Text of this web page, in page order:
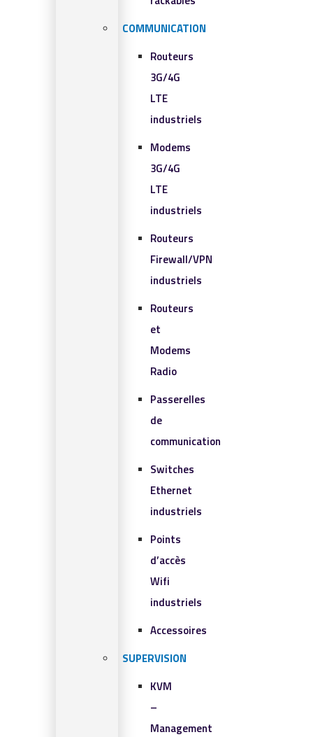
COMMUNICATION
Routeurs
3G/4G
LTE
industriels
Modems
3G/4G
LTE
industriels
Routeurs
Firewall/VPN
industriels
Routeurs
et
Modems
Radio
Passerelles
de
communication
Switches
Ethernet
industriels
Points
d’accès
Wifi
industriels
Accessoires
SUPERVISION
KVM
–
Management